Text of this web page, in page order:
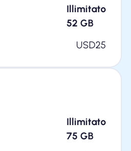
Illimitato
52 GB
USD25
Illimitato
75 GB